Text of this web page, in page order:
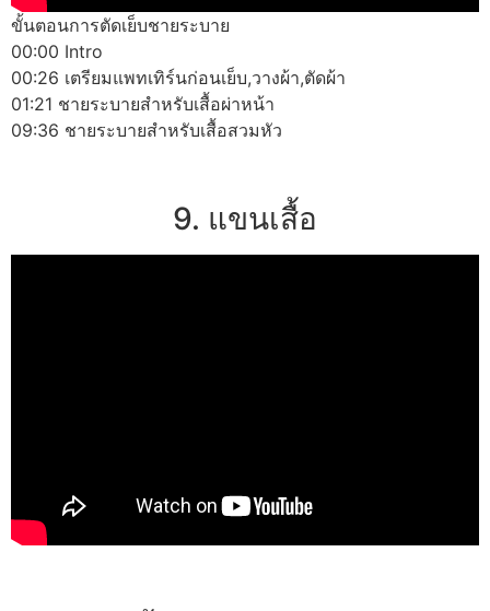
ขั้นตอนการตัดเย็บชายระบาย
00:00 Intro
00:26 เตรียมแพทเทิร์นก่อนเย็บ,วางผ้า,ตัดผ้า
01:21 ชายระบายสำหรับเสื้อผ่าหน้า
09:36 ชายระบายสำหรับเสื้อสวมหัว
9. แขนเสื้อ